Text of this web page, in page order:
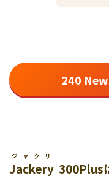
240
Jackery
ジャクリ
300Plus